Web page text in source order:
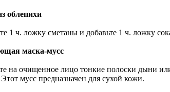
облепихи
1 ч. ложку сметаны и добавьте 1 ч. ложку
маска-мусс
на очищенное лицо тонкие полоски дыни
мусс предназначен для сухой кожи.